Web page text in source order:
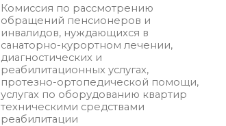
Комиссия по рассмотрению
обращений пенсионеров и
инвалидов, нуждающихся в
санаторно-курортном лечении,
диагностических и
реабилитационных услугах,
протезно-ортопедической помощи,
услугах по оборудованию квартир
техническими средствами
реабилитации